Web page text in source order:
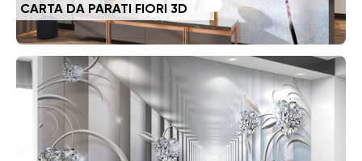
CARTA DA PARATI FIORI 3D